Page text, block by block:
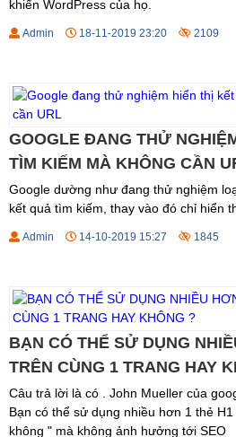
khiển WordPress của họ.
Admin 18-11-2019 23:20 2109
GOOGLE ĐANG THỬ
TÌM KIẾM MÀ KHÔNG CẦN
Google dường như đang thử nghiệm
kết quả tìm kiếm, thay vào đó chỉ hiển
Admin 14-10-2019 15:27 1845
BẠN CÓ THỂ SỬ DỤNG
TRÊN CÙNG 1 TRANG HAY
Câu trả lời là có . John Mueller của
Bạn có thể sử dụng nhiều hơn 1 thẻ
không " mà không ảnh hưởng tới SEO